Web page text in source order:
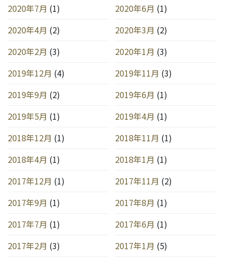
2020年7月 (1) 2020年6月 (1)
2020年4月 (2) 2020年3月 (2)
2020年2月 (3) 2020年1月 (3)
2019年12月 (4) 2019年11月 (3)
2019年9月 (2) 2019年6月 (1)
2019年5月 (1) 2019年4月 (1)
2018年12月 (1) 2018年11月 (1)
2018年4月 (1) 2018年1月 (1)
2017年12月 (1) 2017年11月 (2)
2017年9月 (1) 2017年8月 (1)
2017年7月 (1) 2017年6月 (1)
2017年2月 (3) 2017年1月 (5)